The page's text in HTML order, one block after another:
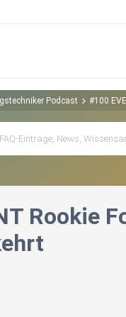
Podcast #100
Rookie